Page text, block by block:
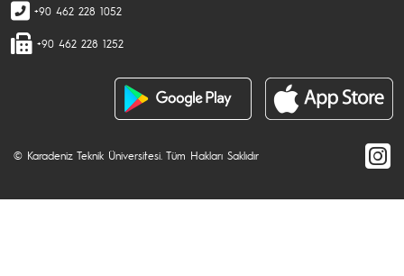
+90 462 228 1052
+90 462 228 1252
© Karadeniz Teknik Üniversitesi. Tüm Hakları Saklıdır